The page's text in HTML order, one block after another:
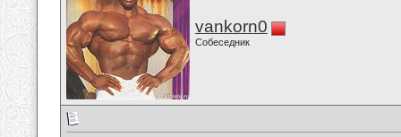
vankorn0
Собеседник